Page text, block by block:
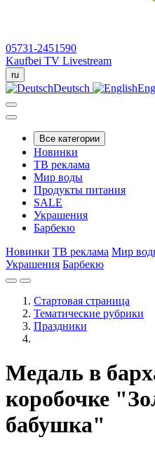
05731-2451590
Kaufbei TV Livestream
ru
Deutsch
Все категории
Новинки
ТВ реклама
Мир воды
Продукты питания
SALE
Украшения
Барбекю
Новинки ТВ реклама Мир
Украшения Барбекю
Стартовая страница
Тематические рубрики
Праздники
Медаль в
коробочке
бабушка"